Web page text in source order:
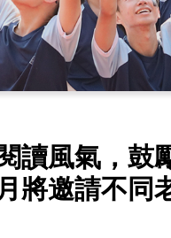
讀風氣，鼓
將邀請不同